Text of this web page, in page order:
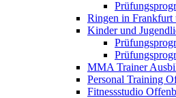
Ringen in Frankfurt
Kinder und
MMA Trainer
Personal Training
Fitnessstudio